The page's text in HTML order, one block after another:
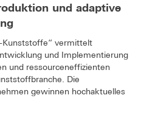
und adaptive
Kunststoffe“ vermittelt
und Implementierung
und ressourceneffizienten
Die
gewinnen hochaktuelles